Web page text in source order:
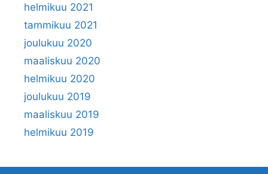
helmikuu 2021
tammikuu 2021
joulukuu 2020
maaliskuu 2020
helmikuu 2020
joulukuu 2019
maaliskuu 2019
helmikuu 2019